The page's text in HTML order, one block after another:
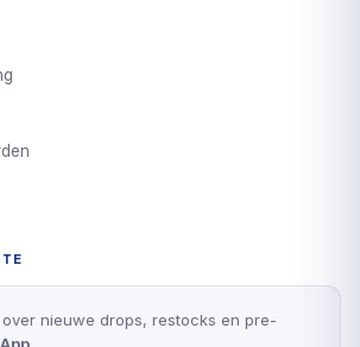
nieuwe drops, restocks en pre-